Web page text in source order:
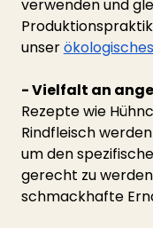
verwenden und
unser
- Vielfalt an
Rezepte wie
Rindfleisch
um den
gerecht zu
schmackhafte